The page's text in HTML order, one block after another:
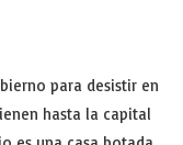
para desistir en
hasta la capital